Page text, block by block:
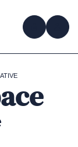
OBTENIR